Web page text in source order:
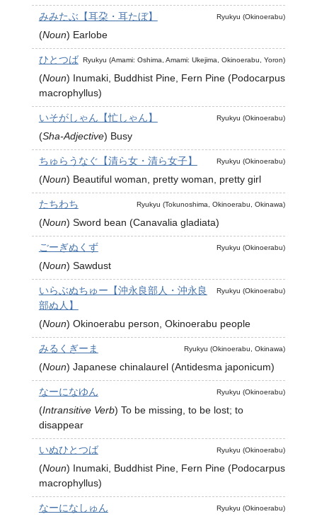
Ryukyu (Okinoerabu)
みみたぶ【耳朶・耳たぼ】
(Noun) Earlobe
Ryukyu (Amami: Oshima, Amami: Ukejima, Okinoerabu, Yoron)
ひとつば
(Noun) Inumaki, Buddhist Pine, Fern Pine (Podocarpus
macrophyllus)
Ryukyu (Okinoerabu)
いそがしゃん【忙しゃん】
(Sha-Adjective) Busy
Ryukyu (Okinoerabu)
ちゅらうなぐ【清ら女・清ら女子】
(Noun) Beautiful woman, pretty woman, pretty girl
Ryukyu (Tokunoshima, Okinoerabu, Okinawa)
たちわち
(Noun) Sword bean (Canavalia gladiata)
Ryukyu (Okinoerabu)
ごーぎぬくず
(Noun) Sawdust
Ryukyu (Okinoerabu)
いらぶぬちゅー【沖永良部人・沖永良
部ぬ人】
(Noun) Okinoerabu person, Okinoerabu people
Ryukyu (Okinoerabu, Okinawa)
みるくぎーま
(Noun) Japanese chinalaurel (Antidesma japonicum)
Ryukyu (Okinoerabu)
なーになゆん
(Intransitive Verb) To be missing, to be lost; to
disappear
Ryukyu (Okinoerabu)
いぬひとつば
(Noun) Inumaki, Buddhist Pine, Fern Pine (Podocarpus
macrophyllus)
Ryukyu (Okinoerabu)
なーになしゅん